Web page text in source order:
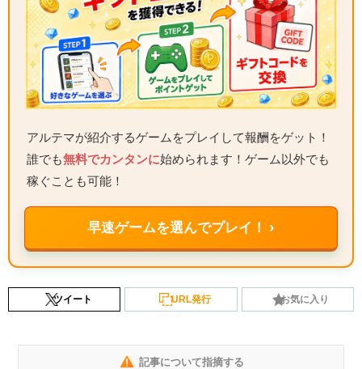
アルテマが紹介するゲームをプレイして報酬をゲット！
誰でも無料でカンタンに始められます！ゲーム以外でも
稼ぐことも可能！
早速ゲームを選んでプレイ！ ›
ツイート URL発行 お気に入り
記事について指摘する